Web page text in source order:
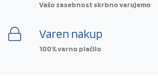
Vašo zasebnost skrbno varujemo
Varen nakup
100% varno plačilo